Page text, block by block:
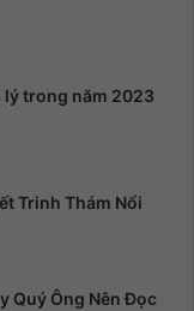
lý trong năm 2023
Trinh Thám Nổi
Quý Ông Nên Đọc